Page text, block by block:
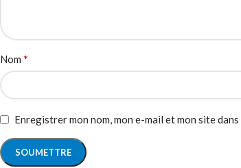
Nom *
Enregistrer mon nom, mon e-mail et mon site